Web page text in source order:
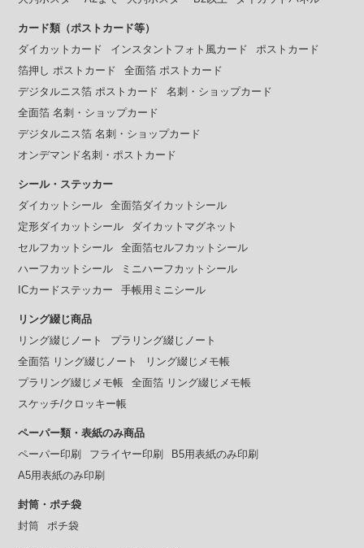
カード類（ポストカード等）
ダイカットカード
インスタントフォト風カード
ポストカード
箔押し ポストカード
全面箔 ポストカード
デジタルニス箔 ポストカード
名刺・ショップカード
全面箔 名刺・ショップカード
デジタルニス箔 名刺・ショップカード
オンデマンド名刺・ポストカード
シール・ステッカー
ダイカットシール
全面箔ダイカットシール
定形ダイカットシール
ダイカットマグネット
セルフカットシール
全面箔セルフカットシール
ハーフカットシール
ミニハーフカットシール
ICカードステッカー
手帳用ミニシール
リング綴じ商品
リング綴じノート
プラリング綴じノート
全面箔 リング綴じノート
リング綴じメモ帳
プラリング綴じメモ帳
全面箔 リング綴じメモ帳
スケッチ/クロッキー帳
ペーパー類・表紙のみ商品
ペーパー印刷
フライヤー印刷
B5用表紙のみ印刷
A5用表紙のみ印刷
封筒・ポチ袋
封筒
ポチ袋